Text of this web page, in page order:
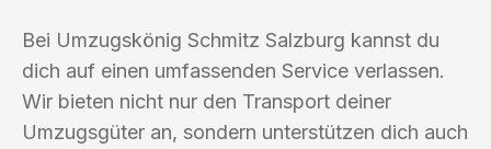
Bei Umzugskönig Schmitz Salzburg kannst du
dich auf einen umfassenden Service verlassen.
Wir bieten nicht nur den Transport deiner
Umzugsgüter an, sondern unterstützen dich auch